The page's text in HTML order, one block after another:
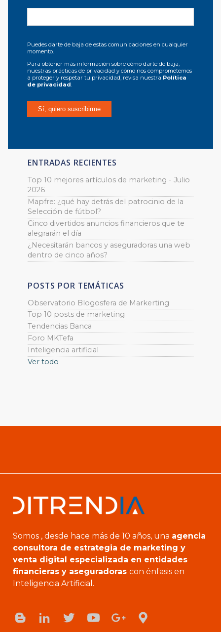
Puedes darte de baja de estas comunicaciones en cualquier
momento.
Para obtener más información sobre cómo darte de baja,
nuestras prácticas de privacidad y cómo nos comprometemos
a proteger y respetar tu privacidad, revisa nuestra Política
de privacidad.
ENTRADAS RECIENTES
Top 10 mejores artículos de marketing - Julio
2026
Mapfre: ¿qué hay detrás del patrocinio de la
Selección de fútbol?
Cinco divertidos anuncios financieros que te
alegrarán el día
¿Necesitarán bancos y aseguradoras una web
dentro de cinco años?
POSTS POR TEMÁTICAS
Observatorio Blogosfera de Markerting
Top 10 posts de marketing
Tendencias Banca
Foro MKTefa
Inteligencia artificial
Ver todo
Somos , desde hace más de 10 años, una agencia
consultora de estrategia de marketing y
venta digital especializada en entidades
financieras y aseguradoras con énfasis en
Inteligencia Artificial.